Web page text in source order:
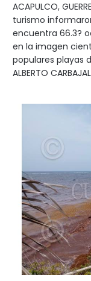
ACAPULCO,
turismo
encuentra 66.3?
en la imagen
populares playas
ALBERTO